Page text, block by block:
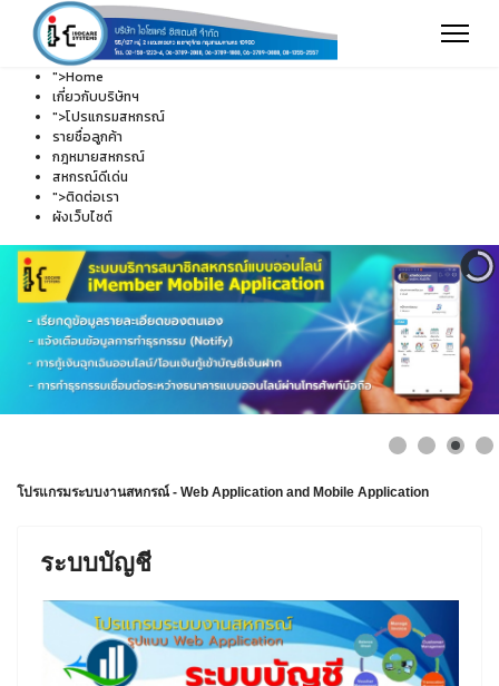
">Home
เกี่ยวกับบริษัทฯ
">โปรแกรมสหกรณ์
รายชื่อลูกค้า
กฎหมายสหกรณ์
สหกรณ์ดีเด่น
">ติดต่อเรา
ผังเว็บไซต์
โปรแกรมระบบงานสหกรณ์ - Web Application and Mobile Application
ระบบบัญชี